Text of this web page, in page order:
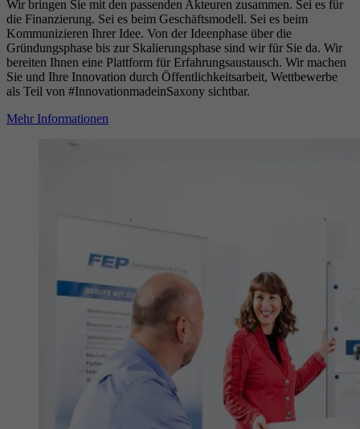
Wir bringen Sie mit den passenden Akteuren zusammen. Sei es für
die Finanzierung. Sei es beim Geschäftsmodell. Sei es beim
Kommunizieren Ihrer Idee. Von der Ideenphase über die
Gründungsphase bis zur Skalierungsphase sind wir für Sie da. Wir
bereiten Ihnen eine Plattform für Erfahrungsaustausch. Wir machen
Sie und Ihre Innovation durch Öffentlichkeitsarbeit, Wettbewerbe
als Teil von #InnovationmadeinSaxony sichtbar.
Mehr Informationen